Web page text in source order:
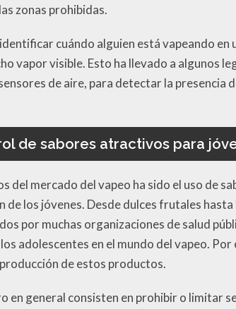
zonas prohibidas.
cuándo alguien está vapeando en
vapor visible. Esto ha llevado a algunos
de aire, para detectar la presencia
de sabores atractivos para
del mercado del vapeo ha sido el uso de
de los jóvenes. Desde dulces frutales
por muchas organizaciones de salud
adolescentes en el mundo del vapeo.
de estos productos.
en general consisten en prohibir o limitar